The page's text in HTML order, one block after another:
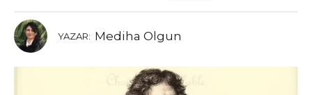
YAZAR: Mediha Olgun